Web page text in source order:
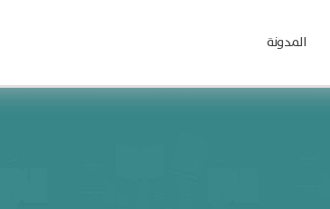
المدونة